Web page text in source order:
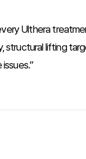
Ulthera
structural lifting